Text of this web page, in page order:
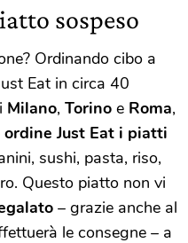
sospeso
Ordinando cibo a
Eat in circa 40
Milano, Torino e Roma,
Just Eat i piatti
sushi, pasta, riso,
Questo piatto non vi
– grazie anche al
le consegne – a